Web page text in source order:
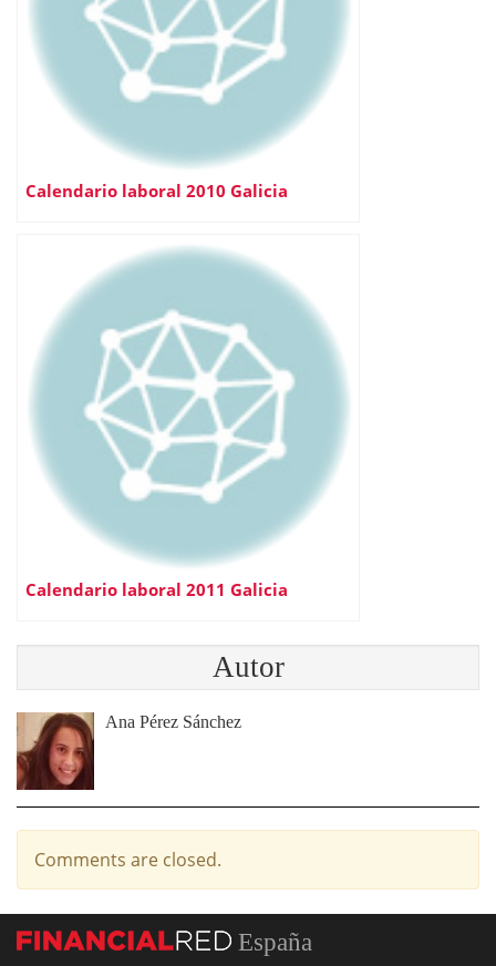
Calendario laboral 2010 Galicia
Calendario laboral 2011 Galicia
Autor
Ana Pérez Sánchez
Comments are closed.
España